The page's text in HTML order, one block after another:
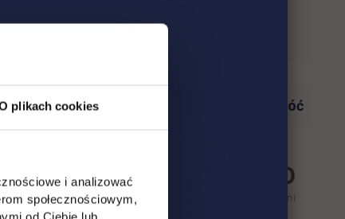
plikach cookies
i analizować
społecznościowym,
Wróć